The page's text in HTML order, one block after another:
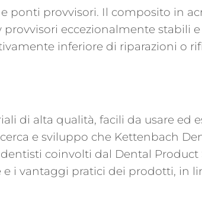
ponti provvisori. Il composito in
eccezionalmente stabili e
inferiore di riparazioni o
di alta qualità, facili da usare ed
e sviluppo che Kettenbach
coinvolti dal Dental Product
i vantaggi pratici dei prodotti, in